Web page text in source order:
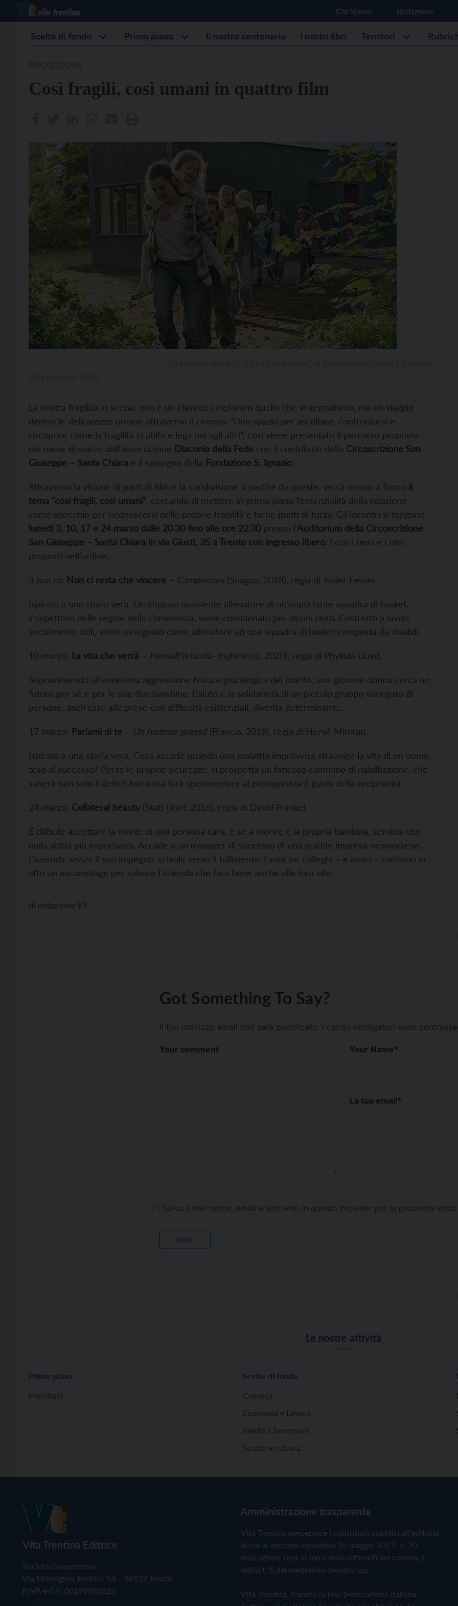
Chi Siamo Redazione
Scelte di fondo Primo piano Il nostro centenario I nostri libri Territori
Così fragili, così umani in quattro film
La nostra fragilità in scena: non è un classico cineforum quello che vi segnaliamo, ma un viaggio
dentro le delicatezze umane attraverso il cinema. “Uno spazio per ascoltare, confrontarsi e
riscoprire come la fragilità ci abita e lega noi agli altri”, così viene presentato il percorso proposto
nel mese di marzo dall’associazione Diaconia della Fede con il contributo della Circoscrizione San
Giuseppe – Santa Chiara e il sostegno della Fondazione S. Ignazio.
Attraverso la visione di parti di film e la condivisione a partire da queste, verrà messo a fuoco il
tema “così fragili, così umani” , cercando di mettere in primo piano l’essenzialità della relazione
come specchio per riconoscersi nelle proprie fragilità e farne punti di forza. Gli incontri si tengono
lunedì 3, 10, 17 e 24 marzo dalle 20.30 fino alle ore 22.30 presso l’Auditorium della Circoscrizione
San Giuseppe – Santa Chiara in via Giusti, 35 a Trento con ingresso libero. Ecco i temi e i film
proposti nell’ordine.
3 marzo: Non ci resta che vincere – Campeones (Spagna, 2018), regia di Javier Fesser.
Ispirato a una storia vera. Un litigioso assistente allenatore di un’importante squadra di basket,
irrispettoso delle regole della convivenza, viene condannato per alcuni reati. Costretto a lavori
socialmente utili, viene assegnato come allenatore ad una squadra di basket composta da disabili.
10 marzo: La vita che verrà – Herself(Irlanda- Inghilterra, 2020), regia di Phyllida Lloyd.
Sopravvivendo all’ennesima aggressione fisica e psicologica del marito, una giovane donna cerca un
futuro per sé e per le sue due bambine. L’aiuto e la solidarietà di un piccolo gruppo variegato di
persone, anch’esse alle prese con difficoltà esistenziali, diventa determinante.
17 marzo: Parlami di te – Un homme pressé (Francia, 2018), regia di Hervé Mimran.
Ispirato a una storia vera. Cosa accade quando una malattia improvvisa stravolge la vita di un uomo
teso al successo? Perse le proprie sicurezze, si prospetta un faticoso cammino di riabilitazione, che
sanerà non solo il deficit fisico ma farà sperimentare al protagonista il gusto della reciprocità.
24 marzo: Collateral beauty (Stati Uniti, 2016), regia di David Frankel.
È difficile accettare la morte di una persona cara, e se a morire è la propria bambina, sembra che
nulla abbia più importanza. Accade a un manager di successo di una grande impresa newyorkese.
L’azienda, senza il suo impegno, scivola verso il fallimento. I suoi tre colleghi – e amici – mettono in
atto un escamotage per salvare l’azienda che farà bene anche alle loro vite.
di redazione VT
Got Something To Say?
Il tuo indirizzo email non sarà pubblicato. I campi obbligatori sono
Your comment Your Name*
La tua email*
Salva il mio nome, email e sito web in questo browser per la prossima
Le nostre attività
Primo piano
Meridiani
Scelte di fondo
Cronaca
Economia e Lavoro
Salute e benessere
Scuola e cultura
Vita Trentina Editrice
Società Cooperativa
Via Monsignor Endrici, 14 – 38122 Trento
P.IVA e C.F. 00199960220
Amministrazione trasparente
Vita Trentina percepisce i contributi pubblici all'editoria
di cui al decreto legislativo 15 maggio 2017, n. 70.
Indicazione resa ai sensi della lettera f) del comma 2
dell'art. 5 del medesimo decreto Lgs.
Vita Trentina, tramite la Fisc (Federazione Italiana